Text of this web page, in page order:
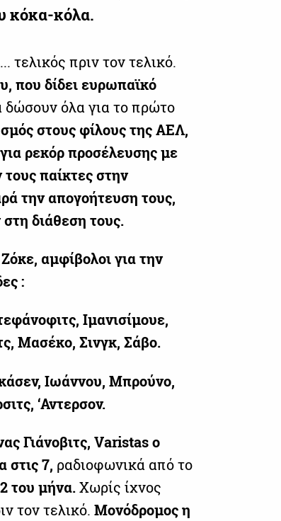
κόκα-κόλα.
πριν τον τελικό.
που δίδει ευρωπαϊκό
δώσουν όλα για το πρώτο
στους φίλους της ΑΕΛ,
ρεκόρ προσέλευσης με
τους παίκτες στην
την απογοήτευση τους,
στη διάθεση τους.
αμφίβολοι για την
:
Ιμανισίμουε,
Μασέκο, Σινγκ, Σάβο.
Ιωάννου, Μπρούνο,
‘Αντερσον.
Γιάνοβιτς, Varistaso
στις 7, ραδιοφωνικά από το
του μήνα.Χωρίς ίχνος
τον τελικό. Μονόδρομος η